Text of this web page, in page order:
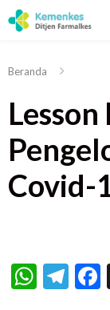
Beranda
Lesson
Covid-